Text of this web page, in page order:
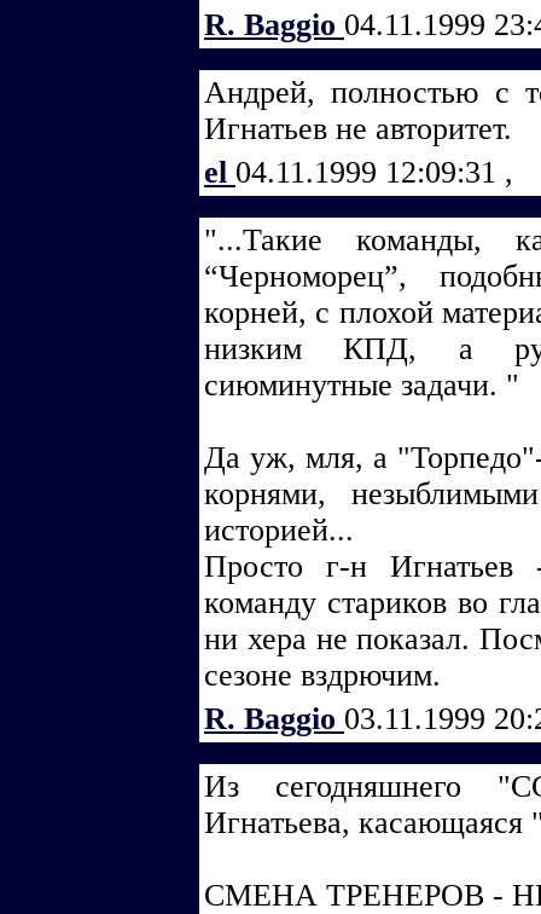
R. Baggio 04.11.1999
Андрей, полностью с
Игнатьев не авторитет.
el 04.11.1999 12:09:31 ,
"...Такие команды,
“Черноморец”,
корней, с плохой
низким КПД, а
сиюминутные задачи. "
Да уж, мля, а
корнями,
историей...
Просто г-н
команду стариков во
ни хера не показал.
сезоне вздрючим.
R. Baggio 03.11.1999
Из сегодняшнего
Игнатьева,
СМЕНА ТРЕНЕРОВ -